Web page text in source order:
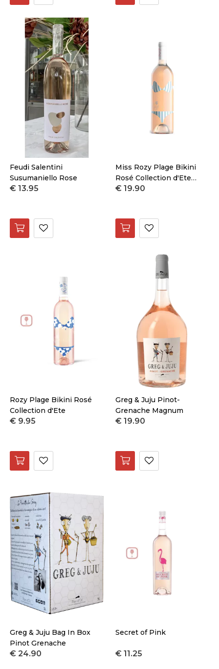
Feudi Salentini
Susumaniello Rose
€ 13.95
Miss Rozy Plage Bikini
Rosé Collection d'Ete
Magnum
€ 19.90
Rozy Plage Bikini Rosé
Collection d'Ete
€ 9.95
Greg & Juju Pinot-
Grenache Magnum
€ 19.90
Greg & Juju Bag In Box
Pinot Grenache
€ 24.90
Secret of Pink
€ 11.25